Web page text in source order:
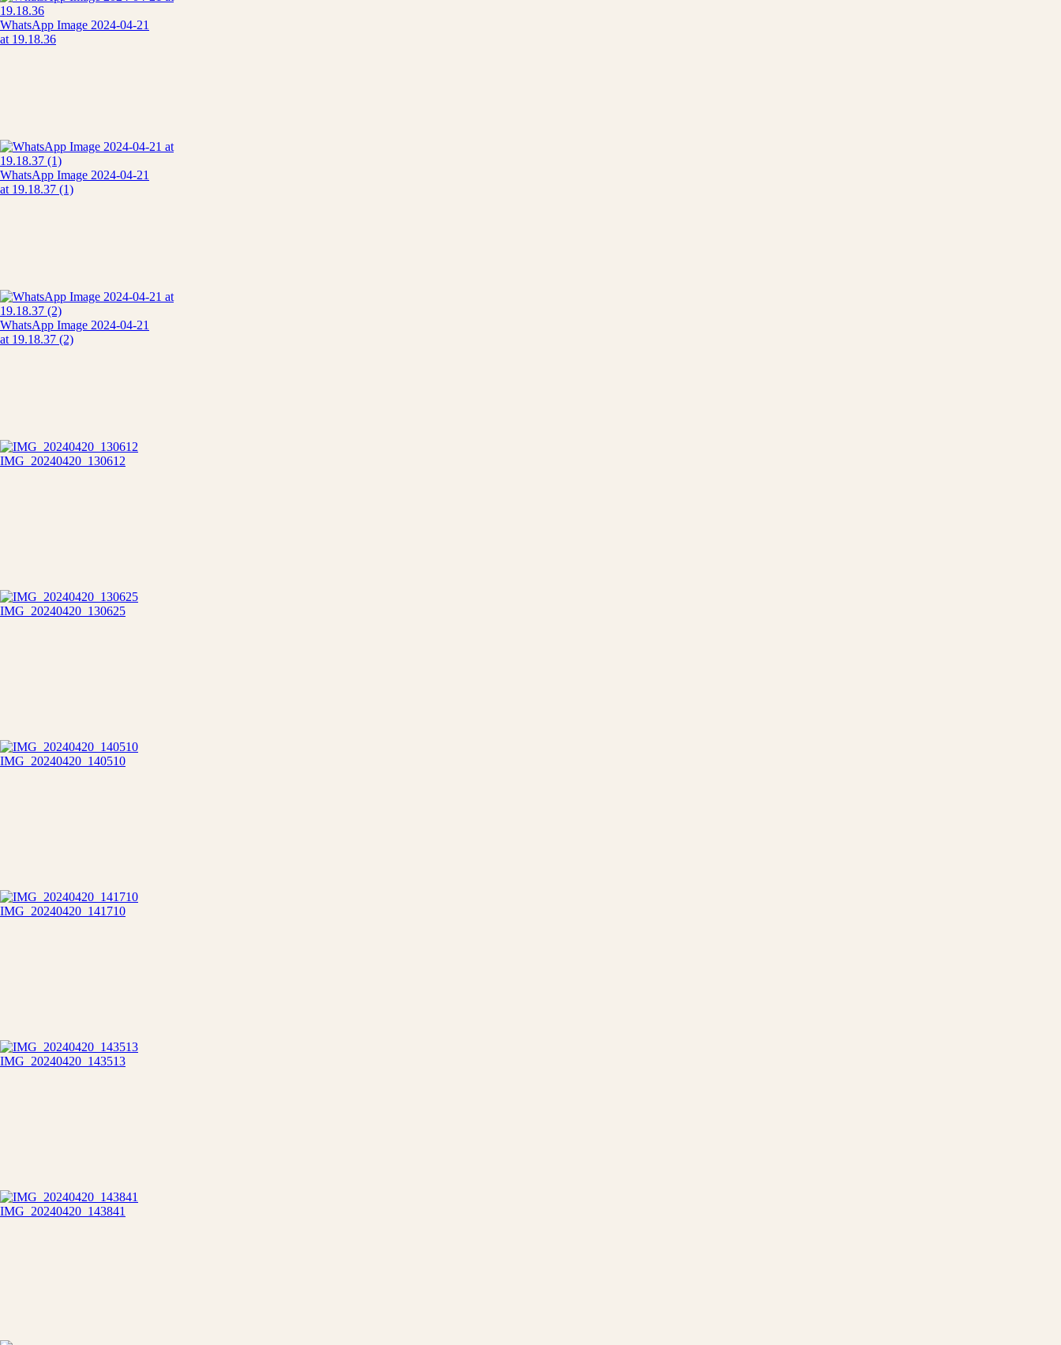
WhatsApp Image 2024-04-21
at 19.18.36
WhatsApp Image 2024-04-21
at 19.18.37 (1)
WhatsApp Image 2024-04-21
at 19.18.37 (2)
IMG_20240420_130612
IMG_20240420_130625
IMG_20240420_140510
IMG_20240420_141710
IMG_20240420_143513
IMG_20240420_143841